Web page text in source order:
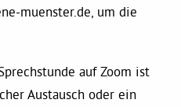
muenster.de , um die
auf Zoom ist
Austausch oder ein